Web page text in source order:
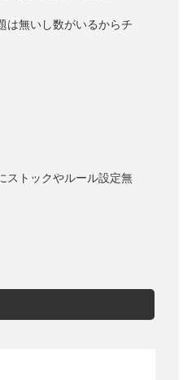
は無いし数がいるからチ
ストックやルール設定無